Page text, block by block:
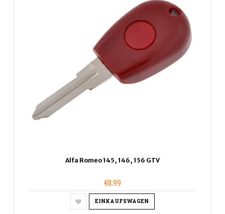
Alfa Romeo 145, 146, 156 GTV
€8,99
EINKAUFSWAGEN